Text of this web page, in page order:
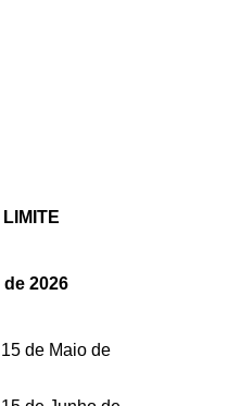
de 2026
de Maio de